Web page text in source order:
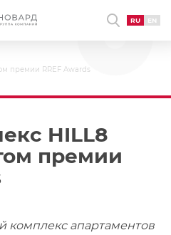
RU EN
премии RREF Awards
HILL8
премии
комплекс апартаментов